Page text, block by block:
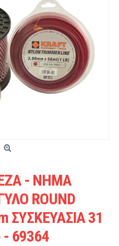
- ΝΗΜΑ
ROUND
ΣΥΣΚΕΥΑΣΙΑ 31
69364